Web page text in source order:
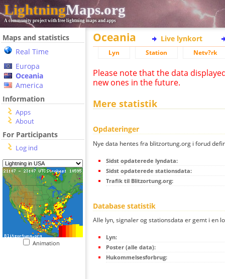
LightningMaps.org
A community project with free lightning maps and apps
Maps and statistics
Real Time
Europa
Oceania
America
Information
Apps
About
For Participants
Log ind
Animation
Oceania Live lynkort
Lyn Station Netv?rk
Please note that the data
new ones in the future.
Mere statistik
Opdateringer
Nye data hentes fra blitzortung.org i forud
Sidst opdaterede lyndata:
Sidst opdaterede stationsdata:
Trafik til Blitzortung.org:
Database statistik
Alle lyn, signaler og stationsdata er gemt i en
Lyn:
Poster (alle data):
Hukommelsesforbrug: